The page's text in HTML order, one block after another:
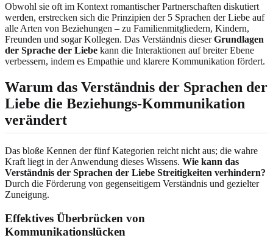
Obwohl sie oft im Kontext romantischer Partnerschaften diskutiert
werden, erstrecken sich die Prinzipien der 5 Sprachen der Liebe auf
alle Arten von Beziehungen – zu Familienmitgliedern, Kindern,
Freunden und sogar Kollegen. Das Verständnis dieserGrundlagen
der Sprache der Liebe kann die Interaktionen auf breiter Ebene
verbessern, indem es Empathie und klarere Kommunikation fördert.
Warum das Verständnis der Sprachen der
Liebe die Beziehungs-Kommunikation
verändert
Das bloße Kennen der fünf Kategorien reicht nicht aus; die wahre
Kraft liegt in der Anwendung dieses Wissens. Wie kann das
Verständnis der Sprachen der Liebe Streitigkeiten verhindern?
Durch die Förderung von gegenseitigem Verständnis und gezielter
Zuneigung.
Effektives Überbrücken von
Kommunikationslücken